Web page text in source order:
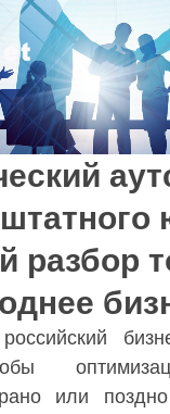
разбор
разбор
или